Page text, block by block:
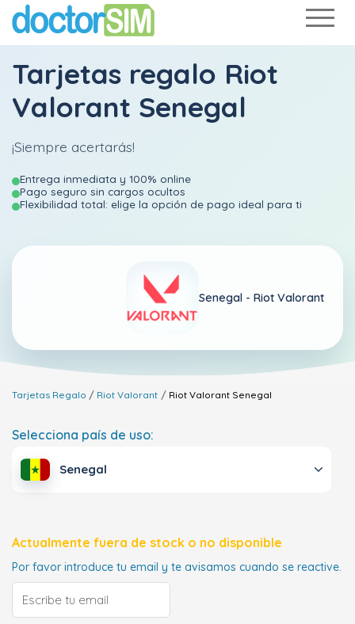
Tarjetas regalo Riot
Valorant Senegal
¡Siempre acertarás!
Entrega inmediata y 100% online
Pago seguro sin cargos ocultos
Flexibilidad total: elige la opción de pago ideal para ti
Senegal - Riot Valorant
Tarjetas Regalo Riot Valorant Riot Valorant Senegal
Selecciona país de uso:
Senegal
Actualmente fuera de stock o no disponible
Por favor introduce tu email y te avisamos cuando se reactive.